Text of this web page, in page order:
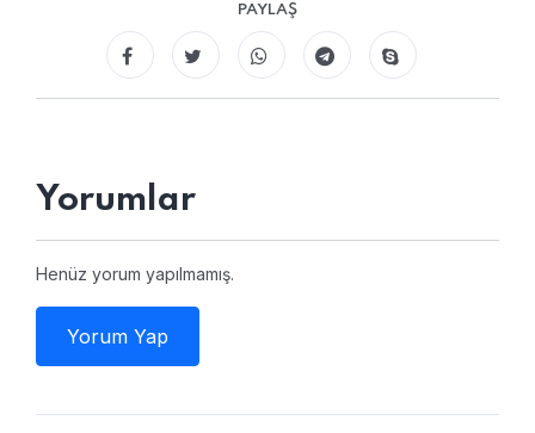
PAYLAŞ
Yorumlar
Henüz yorum yapılmamış.
Yorum Yap